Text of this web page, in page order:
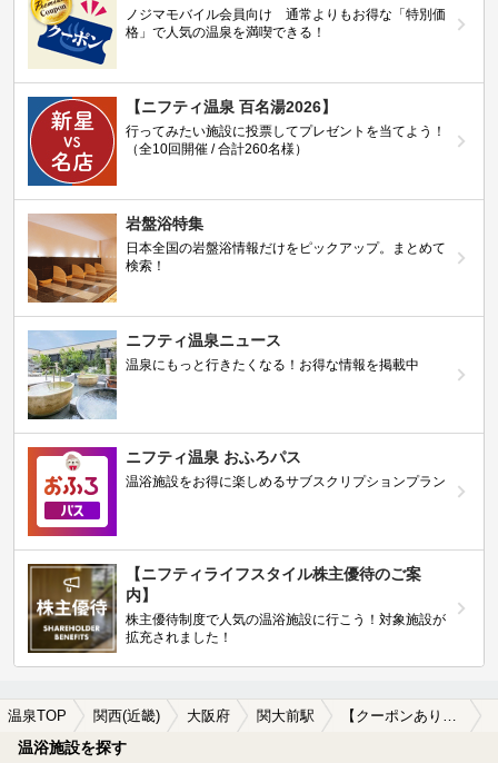
ノジマモバイル会員向け 通常よりもお得な「特別価
格」で人気の温泉を満喫できる！
【ニフティ温泉 百名湯2026】
行ってみたい施設に投票してプレゼントを当てよう！
（全10回開催 / 合計260名様）
岩盤浴特集
日本全国の岩盤浴情報だけをピックアップ。まとめて
検索！
ニフティ温泉ニュース
温泉にもっと行きたくなる！お得な情報を掲載中
ニフティ温泉 おふろパス
温浴施設をお得に楽しめるサブスクリプションプラン
【ニフティライフスタイル株主優待のご案
内】
株主優待制度で人気の温浴施設に行こう！対象施設が
拡充されました！
温泉TOP 関西(近畿) 大阪府 関大前駅
温浴施設を探す